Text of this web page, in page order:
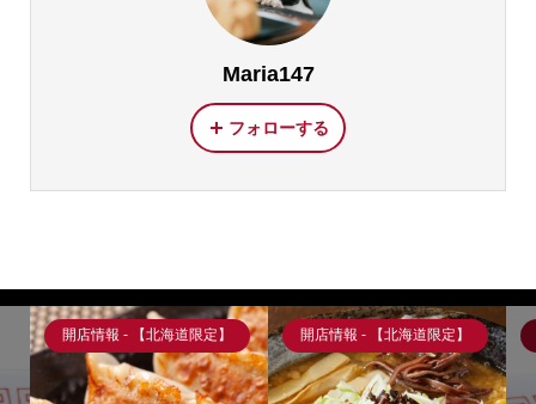
Maria147
フォローする
開店情報 - 【北海道限定】 開店情報 - 【北海道限定】